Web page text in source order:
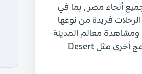
أنحاء مصر ، بما في
فريدة من نوعها
معالم المدينة
الشاملة. رحلات نهر النيل في مصر هي من بين برامج Enjoy Egypt الأكثر شعبية ، وبرامج أخرى مثل Desert